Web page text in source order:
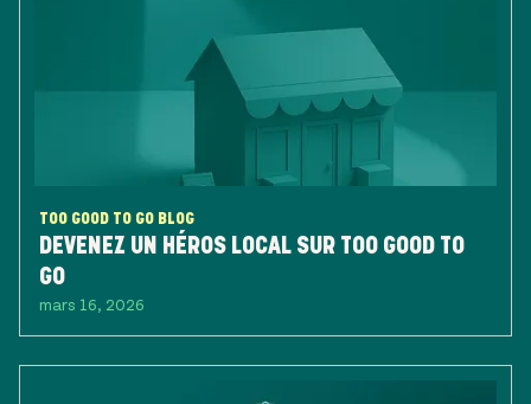
TOO GOOD TO GO BLOG
DEVENEZ UN HÉROS LOCAL SUR TOO GOOD TO
GO
mars 16, 2026